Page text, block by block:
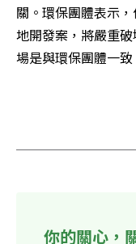
關。環保團體表示
地開發案，將嚴重
場是與環保團體一
你的關心，